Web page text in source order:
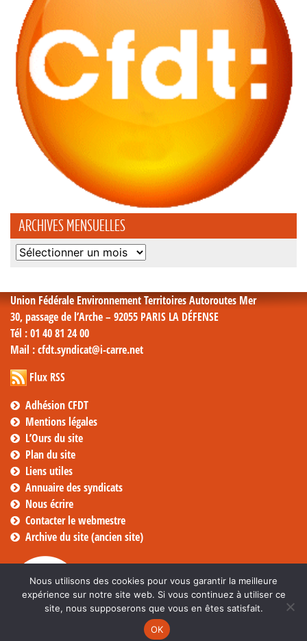
ARCHIVES MENSUELLES
Archives
Union Fédérale Environnement Territoires Autoroutes Mer
30, passage de l’Arche – 92055 PARIS LA DÉFENSE
Tél : 01 40 81 24 00
Mail : cfdt.syndicat@i-carre.net
Flux RSS
Adhésion CFDT
Mentions légales
L’Ours du site
Plan du site
Liens utiles
Annuaire des syndicats
Nous écrire
Contacter le webmestre
Archive du site (ancien site)
Nous utilisons des cookies pour vous garantir la meilleure
expérience sur notre site web. Si vous continuez à utiliser ce
site, nous supposerons que vous en êtes satisfait.
OK